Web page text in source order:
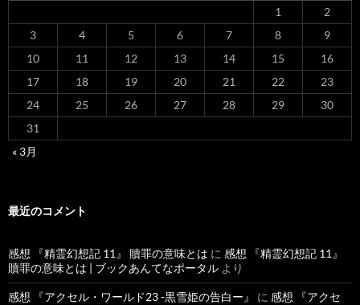
1
2
3
4 5 6 7 8
9
10
11 12 13 14 15
16
17
18 19 20 21 22
23
24
25 26 27 28 29
30
31
« 3月
最近のコメント
感想 『精霊幻想記 11』 贖罪の意味とは に 感想 『精霊幻想記 11』
贖罪の意味とは | ブックあんてなポータル より
感想 『アクセル・ワールド23 -黒雪姫の告白ー』 に 感想 『アクセ